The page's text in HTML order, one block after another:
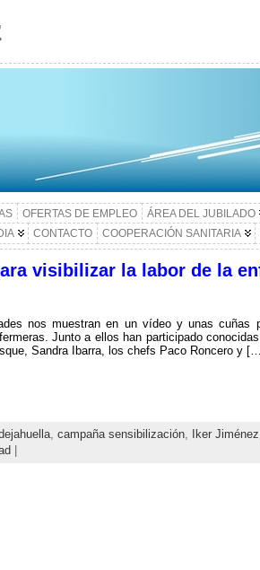
OFERTAS DE EMPLEO ÁREA DEL JUBILADO
CONTACTO COOPERACIÓN SANITARIA
visibilizar la labor de la
nos muestran en un vídeo y unas cuñas
Junto a ellos han participado
Sandra Ibarra, los chefs Paco Roncero y
, campaña sensibilización, Iker Jiménez